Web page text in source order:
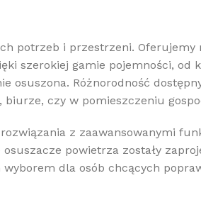
potrzeb i przestrzeni. Oferujemy
szerokiej gamie pojemności, od
osuszona. Różnorodność
czy w pomieszczeniu
z zaawansowanymi
powietrza zostały
wyborem dla osób chcących